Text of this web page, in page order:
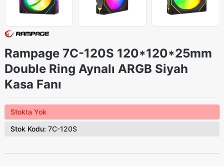
Rampage 7C-120S 120*120*25mm
Double Ring Aynalı ARGB Siyah
Kasa Fanı
Stokta Yok
Stok Kodu: 7C-120S